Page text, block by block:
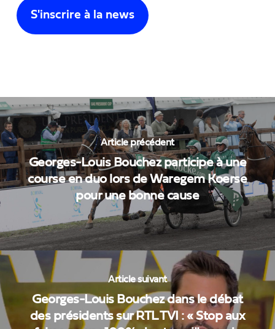
Article précédent
Georges-Louis Bouchez participe à une
course en duo lors de Waregem Koerse
pour une bonne cause
Article suivant
Georges-Louis Bouchez dans le débat
des présidents sur RTL TVI : « Stop aux